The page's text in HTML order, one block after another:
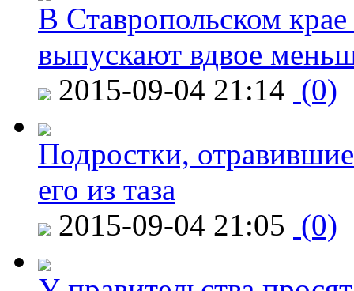
В Ставропольском
выпускают вдвое
2015-09-04 21:14 (0)
Подростки,
его из таза
2015-09-04 21:05 (0)